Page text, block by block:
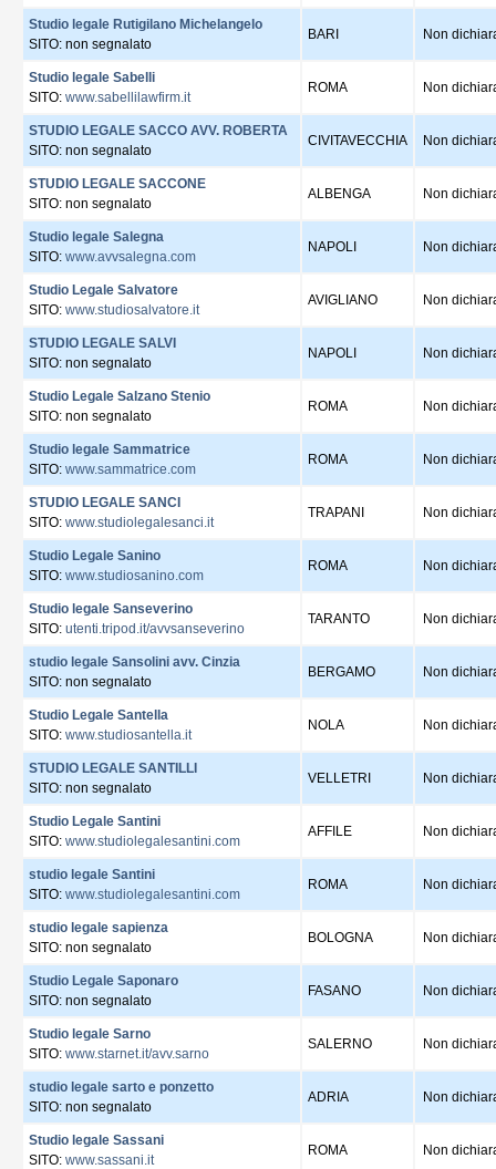
Studio legale Rutigilano Michelangelo
SITO: non segnalato
BARI Non
Studio legale Sabelli
SITO: www.sabellilawfirm.it
ROMA Non
STUDIO LEGALE SACCO AVV. ROBERTA
SITO: non segnalato
CIVITAVECCHIA Non
STUDIO LEGALE SACCONE
SITO: non segnalato
ALBENGA Non
Studio legale Salegna
SITO: www.avvsalegna.com
NAPOLI Non
Studio Legale Salvatore
SITO: www.studiosalvatore.it
AVIGLIANO Non
STUDIO LEGALE SALVI
SITO: non segnalato
NAPOLI Non
Studio Legale Salzano Stenio
SITO: non segnalato
ROMA Non
Studio legale Sammatrice
SITO: www.sammatrice.com
ROMA Non
STUDIO LEGALE SANCI
SITO: www.studiolegalesanci.it
TRAPANI Non
Studio Legale Sanino
SITO: www.studiosanino.com
ROMA Non
Studio legale Sanseverino
SITO: utenti.tripod.it/avvsanseverino
TARANTO Non
studio legale Sansolini avv. Cinzia
SITO: non segnalato
BERGAMO Non
Studio Legale Santella
SITO: www.studiosantella.it
NOLA Non
STUDIO LEGALE SANTILLI
SITO: non segnalato
VELLETRI Non
Studio Legale Santini
SITO: www.studiolegalesantini.com
AFFILE Non
studio legale Santini
SITO: www.studiolegalesantini.com
ROMA Non
studio legale sapienza
SITO: non segnalato
BOLOGNA Non
Studio Legale Saponaro
SITO: non segnalato
FASANO Non
Studio legale Sarno
SITO: www.starnet.it/avv.sarno
SALERNO Non
studio legale sarto e ponzetto
SITO: non segnalato
ADRIA Non
Studio legale Sassani
SITO: www.sassani.it
ROMA Non